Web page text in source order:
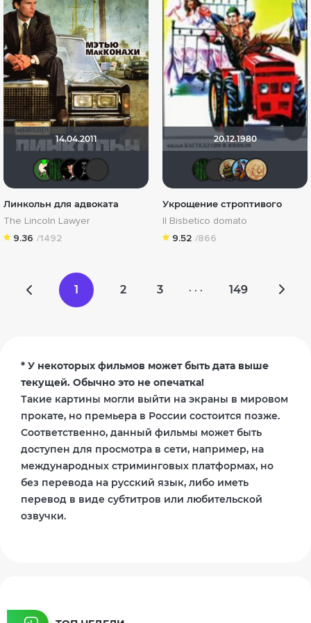
14.04.2011
ХромЪ BADSMILE
Фрэнк Пинатра
Линкольн для адвоката
The Lincoln Lawyer
9.36 /1492
20.12.1980
Matrix
Укрощение строптивого
Il Bisbetico domato
9.52 /866
1 2 3 · · · 149
* У некоторых фильмов может быть дата выше
текущей. Обычно это не опечатка!
Такие картины могли выйти на экраны в мировом
прокате, но премьера в России состоится позже.
Соответственно, данный фильмы может быть
доступен для просмотра в сети, например, на
международных стриминговых платформах, но
без перевода на русский язык, либо иметь
перевод в виде субтитров или любительской
озвучки.